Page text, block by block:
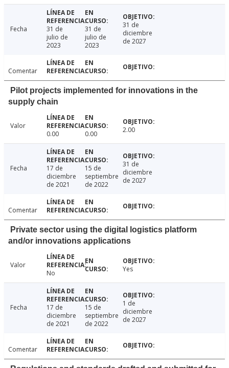
Fecha
31 de
julio de
2023
31 de
julio de
2023
31 de
diciembre
de 2027
Comentar
Pilot projects implemented for innovations in the
supply chain
Valor
0.00
0.00 2.00
Fecha
17 de
diciembre
de 2021
15 de
septiembre
de 2022
31 de
diciembre
de 2027
Comentar
Private sector using the digital logistics platform
and/or innovations applications
Valor
No
Yes
Fecha
17 de
diciembre
de 2021
15 de
septiembre
de 2022
1 de
diciembre
de 2027
Comentar